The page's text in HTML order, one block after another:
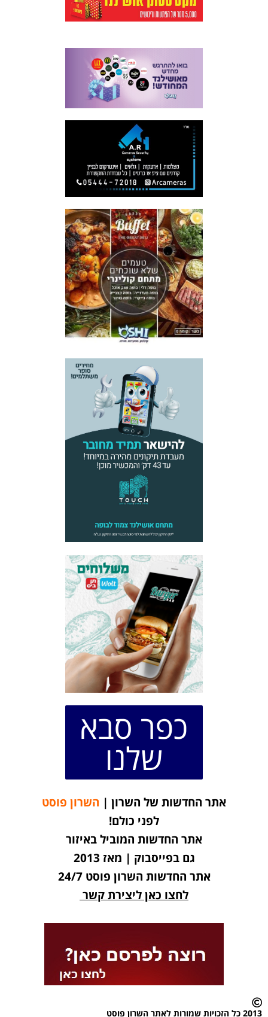
כפר סבא
שלנו
אתר החדשות של השרון | השרון פוסט
לפני כולם!
אתר החדשות המוביל באיזור
גם בפייסבוק | מאז 2013
אתר החדשות השרון פוסט 24/7
לחצו כאן ליצירת קשר
2013 כל הזכויות שמורות לאתר השרון פוסט